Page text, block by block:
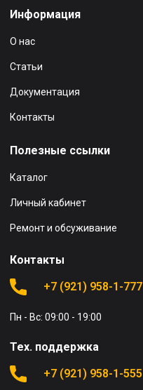
Информация
О нас
Статьи
Документация
Контакты
Полезные ссылки
Каталог
Личный кабинет
Ремонт и обсуживание
Контакты
+7 (921) 958-1-777
Пн - Вс: 09:00 - 19:00
Тех. поддержка
+7 (921) 958-1-555